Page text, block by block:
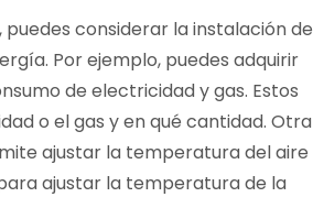
considerar la instalación de
Por ejemplo, puedes adquirir
de electricidad y gas. Estos
o el gas y en qué cantidad. Otra
ajustar la temperatura del aire
ajustar la temperatura de la